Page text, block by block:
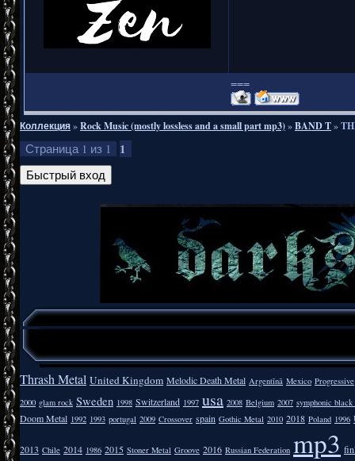
===
Коллекция»Rock Music (mostly lossless and a small part mp3)»BAND T»
Страница 1 из 1 1
Thrash Metal United Kingdom Melodic Death Metal Argentīnā Mexico Progressive
2000 glam rock Sweden 1998 Switzerland 1997 usa 2008 Belgium 2007 symphonic
Doom Metal 1992 1993 portugal 2009 Crossover spain Gothic Metal 2010 2018 Poland 1996
2013 Chile 2014 1986 2015 Stoner Metal Groove 2016 Russian Federation mp3